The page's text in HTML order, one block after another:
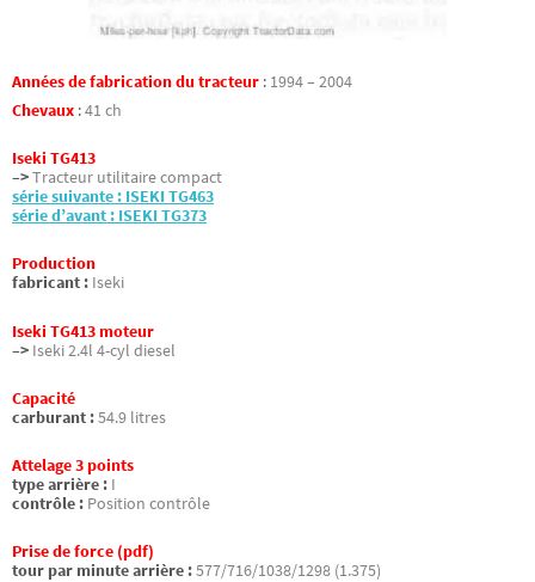
Années de fabrication du tracteur : 1994 – 2004
Chevaux :41 ch
Iseki TG413
–>Tracteur utilitaire compact
série suivante : ISEKI TG463
série d’avant : ISEKI TG373
Production
fabricant : Iseki
Iseki TG413 moteur
–> Iseki 2.4l 4-cyl diesel
Capacité
carburant :54.9 litres
Attelage 3 points
type arrière : I
contrôle : Position contrôle
Prise de force (pdf)
tour par minute arrière :577/716/1038/1298 (1.375)